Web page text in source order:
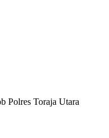
Polres Toraja Utara